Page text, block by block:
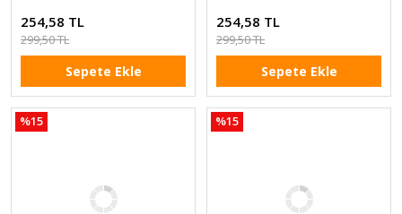
254,58 TL
299,50 TL
Sepete Ekle
254,58 TL
299,50 TL
Sepete Ekle
%15 %15